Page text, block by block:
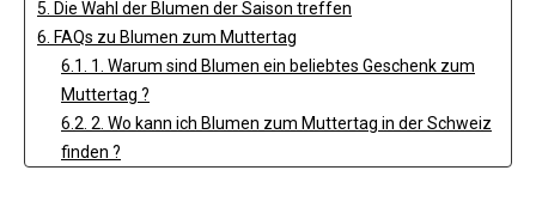
5. Die Wahl der Blumen der Saison treffen
6. FAQs zu Blumen zum Muttertag
6.1. 1. Warum sind Blumen ein beliebtes Geschenk zum
Muttertag ?
6.2. 2. Wo kann ich Blumen zum Muttertag in der Schweiz
finden ?